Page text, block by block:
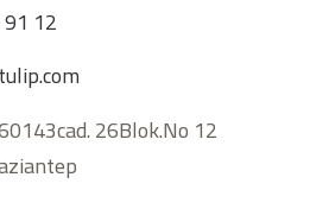
12
26Blok.No 12